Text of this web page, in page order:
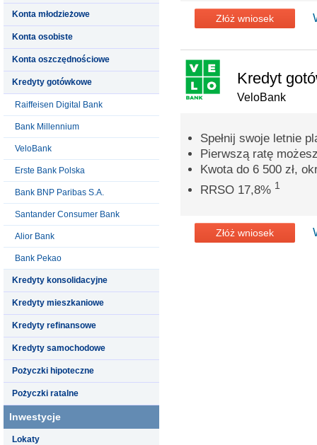
Konta młodzieżowe
Konta osobiste
Konta oszczędnościowe
Kredyty gotówkowe
Raiffeisen Digital Bank
Bank Millennium
VeloBank
Erste Bank Polska
Bank BNP Paribas S.A.
Santander Consumer Bank
Alior Bank
Bank Pekao
Kredyty konsolidacyjne
Kredyty mieszkaniowe
Kredyty refinansowe
Kredyty samochodowe
Pożyczki hipoteczne
Pożyczki ratalne
Inwestycje
Lokaty
Złóż wniosek
Kredyt
VeloBank
Spełnij swoje letnie
Pierwszą ratę
Kwota do 6 500 zł,
RRSO 17,8% 1
Złóż wniosek